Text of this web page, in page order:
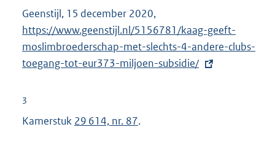
n
k
Geenstijl, 15 december 2020,
x
t
e
https://www.geenstijl.nl/5156781/kaag-geeft-
moslimbroederschap-met-slechts-4-andere-clubs-
toegang-tot-eur373-miljoen-subsidie/
3
Kamerstuk 29 614, nr. 87.